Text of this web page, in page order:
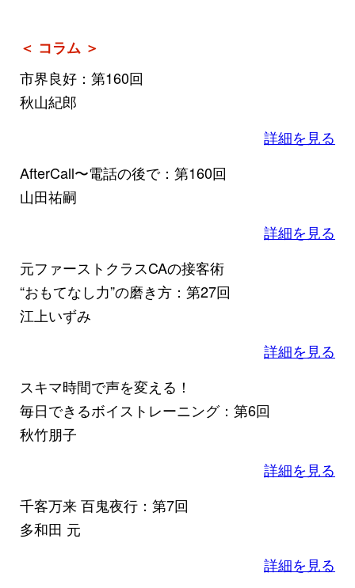
＜ コラム ＞
市界良好：第160回
秋山紀郎
詳細を見る
AfterCall〜電話の後で：第160回
山田祐嗣
詳細を見る
元ファーストクラスCAの接客術
“おもてなし力”の磨き方：第27回
江上いずみ
詳細を見る
スキマ時間で声を変える！
毎日できるボイストレーニング：第6回
秋竹朋子
詳細を見る
千客万来 百鬼夜行：第7回
多和田 元
詳細を見る